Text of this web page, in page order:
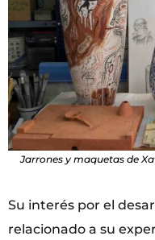
Jarrones y maquetas de
Su interés por el
relacionado a su